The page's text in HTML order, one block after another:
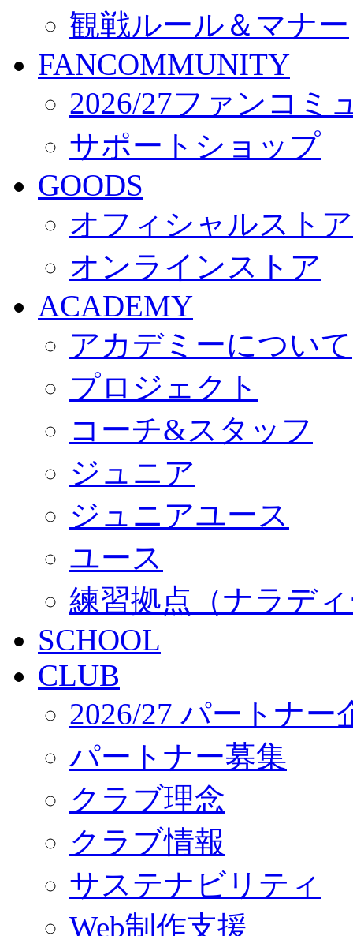
観戦ルール＆マナー
FANCOMMUNITY
2026/27ファンコミ
サポートショップ
GOODS
オフィシャルスト
オンラインストア
ACADEMY
アカデミーについて
プロジェクト
コーチ&スタッフ
ジュニア
ジュニアユース
ユース
練習拠点（ナラデ
SCHOOL
CLUB
2026/27 パートナー
パートナー募集
クラブ理念
クラブ情報
サステナビリティ
Web制作支援